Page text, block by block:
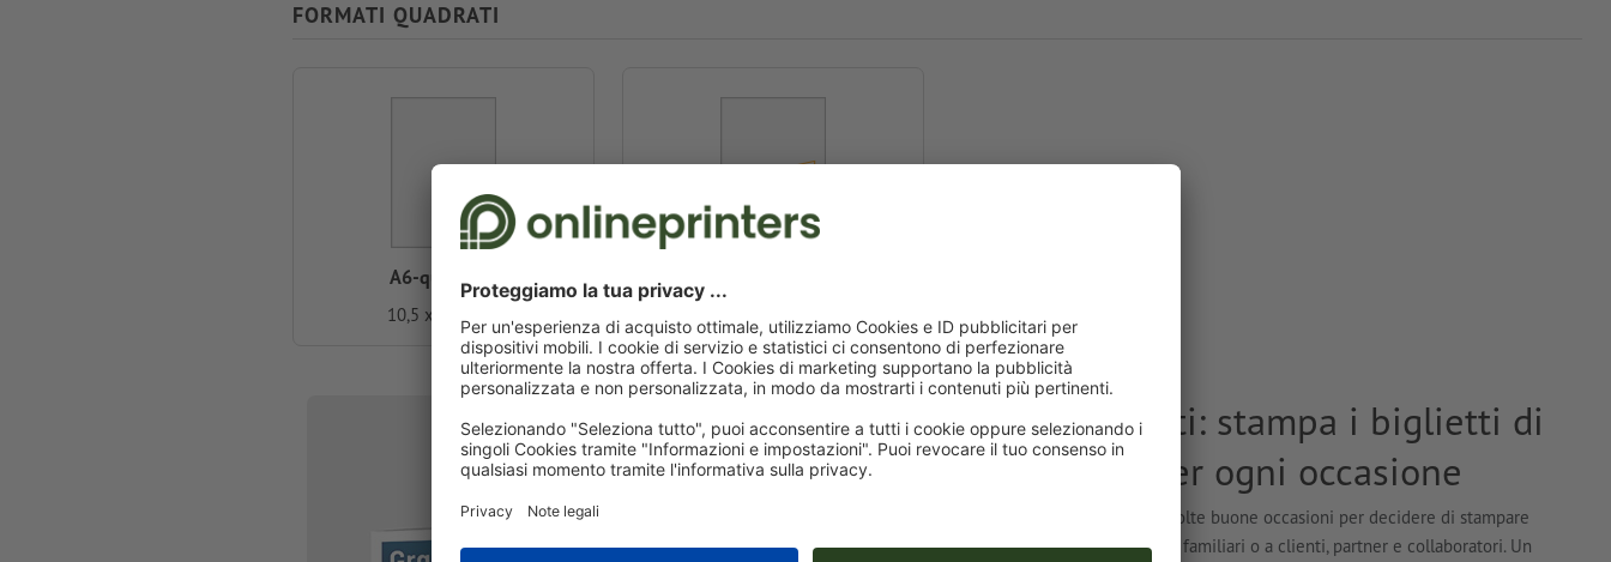
FORMATI QUADRATI
A6-quadrato
10,5 x 10,5 cm 14,8 x 14,8 cm
Matrimoni, anniversari o lutti: stampa i biglietti di
ringraziamento più adatti per ogni occasione
Sia nel settore privato che in quello commerciale esistono molte buone occasioni per decidere di stampare
biglietti di ringraziamento da mandare ad amici, conoscenti e familiari o a clienti, partner e collaboratori. Un